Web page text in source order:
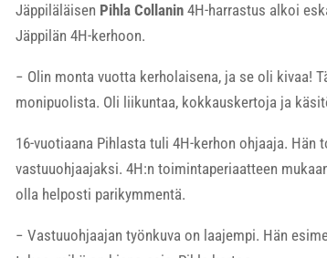
Jäppiläläisen Pihla Collanin4H-harrastus alkoi
Jäppilän 4H-kerhoon.
− Olin monta vuotta kerholaisena, ja se oli kivaa!
monipuolista. Oli liikuntaa, kokkauskertoja ja
16-vuotiaana Pihlasta tuli 4H-kerhon ohjaaja.
vastuuohjaajaksi. 4H:n toimintaperiaatteen
olla helposti parikymmentä.
− Vastuuohjaajan työnkuva on laajempi. Hän